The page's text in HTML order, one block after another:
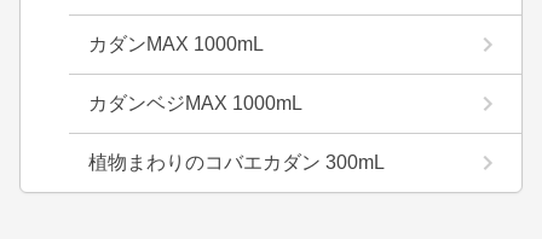
カダンMAX 1000mL
カダンベジMAX 1000mL
植物まわりのコバエカダン 300mL